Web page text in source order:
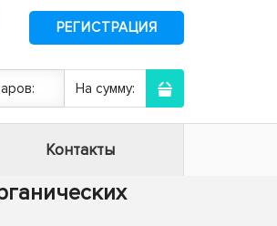
РЕГИСТРАЦИЯ
На сумму:
Контакты